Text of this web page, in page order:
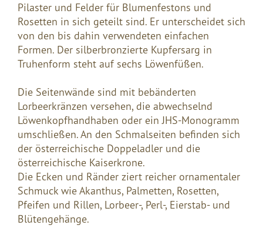
Pilaster und Felder für Blumenfestons und
Rosetten in sich geteilt sind. Er unterscheidet sich
von den bis dahin verwendeten einfachen
Formen. Der silberbronzierte Kupfersarg in
Truhenform steht auf sechs Löwenfüßen.
Die Seitenwände sind mit bebänderten
Lorbeerkränzen versehen, die abwechselnd
Löwenkopfhandhaben oder ein JHS-Monogramm
umschließen. An den Schmalseiten befinden sich
der österreichische Doppeladler und die
österreichische Kaiserkrone.
Die Ecken und Ränder ziert reicher ornamentaler
Schmuck wie Akanthus, Palmetten, Rosetten,
Pfeifen und Rillen, Lorbeer-, Perl-, Eierstab- und
Blütengehänge.